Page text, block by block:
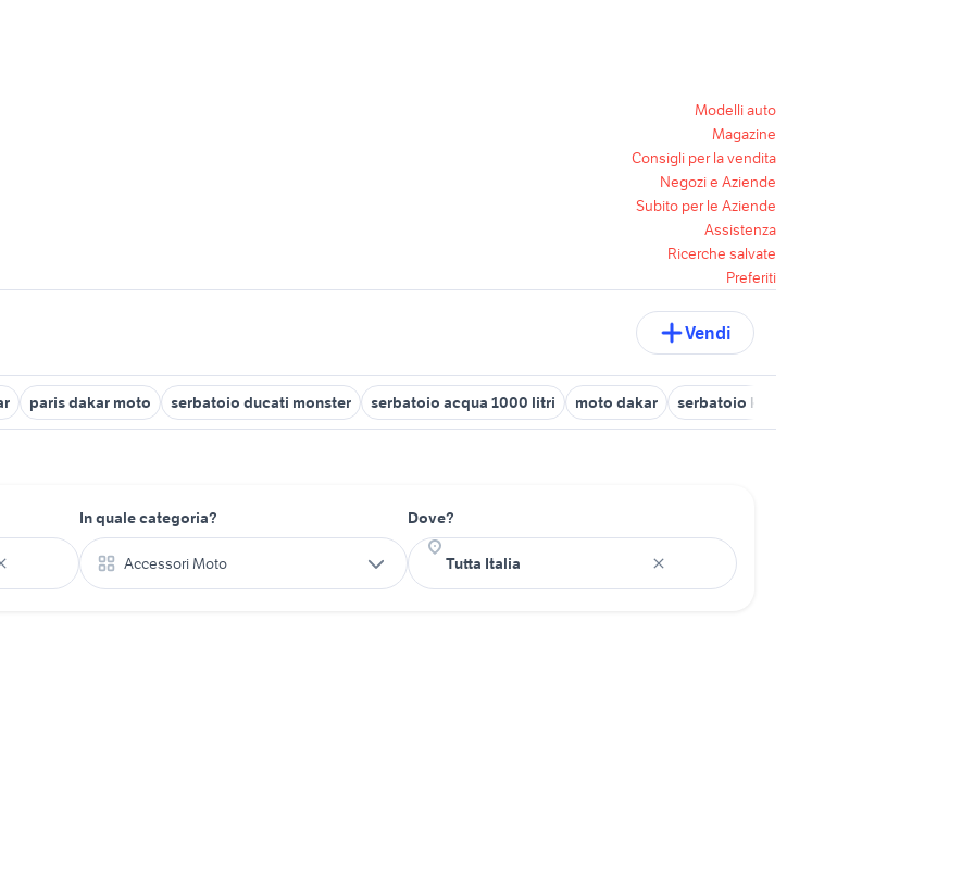
Modelli auto
Magazine
Consigli per la vendita
Negozi e Aziende
Subito per le Aziende
Assistenza
Ricerche salvate
Preferiti
Vendi
paris dakar moto serbatoio ducati monster serbatoio acqua 1000 litri moto dakar serbatoio kawasaki
In quale categoria?
Accessori Moto
Dove?